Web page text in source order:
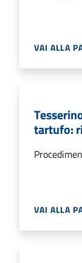
VAI ALLA
tartufo:
VAI ALLA